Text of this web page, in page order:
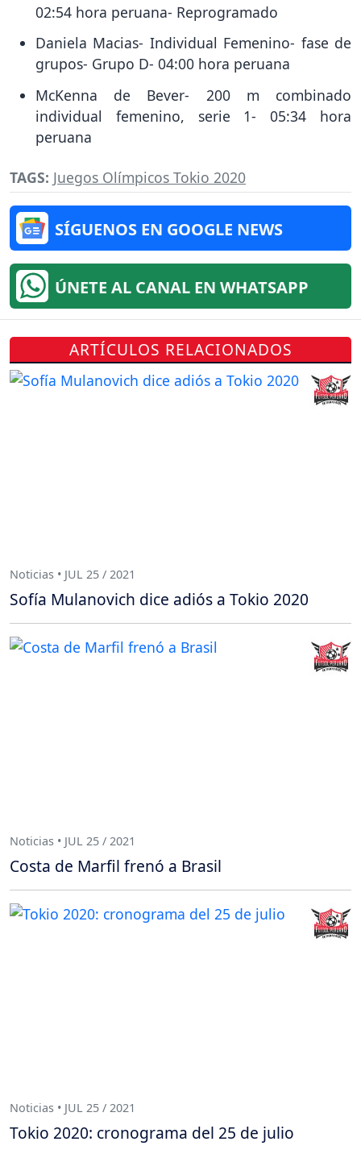
02:54 hora peruana- Reprogramado
Daniela Macias- Individual Femenino- fase de
grupos- Grupo D- 04:00 hora peruana
McKenna de Bever- 200 m combinado
individual femenino, serie 1- 05:34 hora
peruana
TAGS: Juegos Olímpicos Tokio 2020
SÍGUENOS EN GOOGLE NEWS
ÚNETE AL CANAL EN WHATSAPP
ARTÍCULOS RELACIONADOS
Noticias • JUL 25 / 2021
Sofía Mulanovich dice adiós a Tokio 2020
Noticias • JUL 25 / 2021
Costa de Marfil frenó a Brasil
Noticias • JUL 25 / 2021
Tokio 2020: cronograma del 25 de julio